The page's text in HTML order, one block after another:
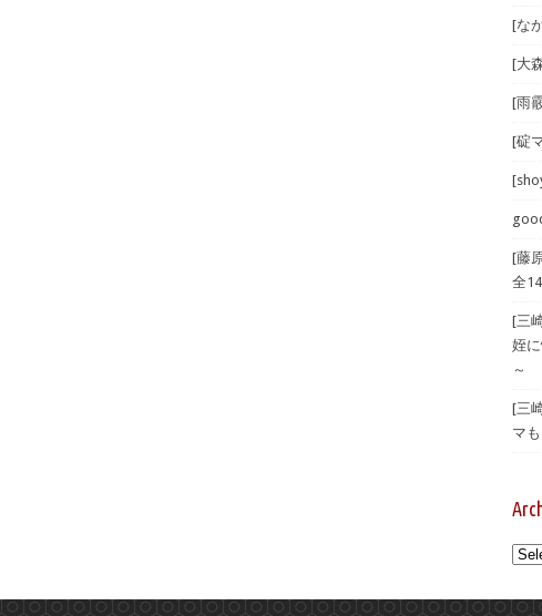
[な
[大
[雨
[碇
[藤
全
[三
姪
～
[三
マ